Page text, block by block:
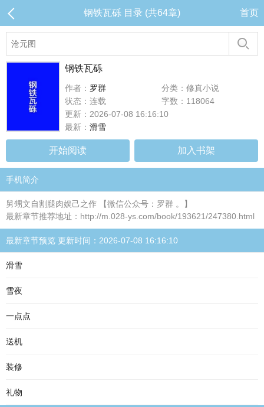
钢铁瓦砾 目录 (共64章) 首页
钢铁瓦砾
作者： 罗群
分类：修真小说
状态：连载
字数：118064
更新：2026-07-08 16:16:10
最新： 滑雪
开始阅读 加入书架
手机简介
舅甥文自割腿肉娱己之作 【微信公众号：罗群 。】
最新章节推荐地址：http://m.028-ys.com/book/193621/247380.html
最新章节预览 更新时间：2026-07-08 16:16:10
滑雪
雪夜
一点点
送机
装修
礼物